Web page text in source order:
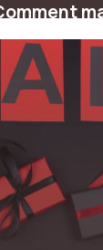
à la